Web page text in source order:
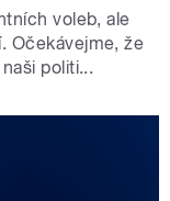
voleb, ale
Očekávejme, že
politi...